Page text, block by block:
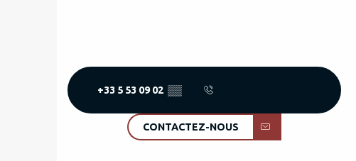
+33 5 53 09 02 ▒▒
CONTACTEZ-NOUS